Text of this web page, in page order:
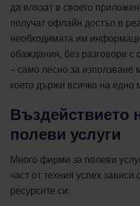
да влязат в своето
получат офлайн достъп в
необходимата им
обаждания, без разговори
– само лесно за използване
което държи всичко на едно
Въздействието
полеви услуги
Много фирми за полеви
част от техния успех зависи
ресурсите си.